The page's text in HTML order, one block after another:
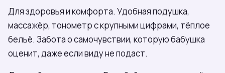
Для здоровья и комфорта. Удобная подушка,
массажёр, тонометр с крупными цифрами, тёплое
бельё. Забота о самочувствии, которую бабушка
оценит, даже если виду не подаст.